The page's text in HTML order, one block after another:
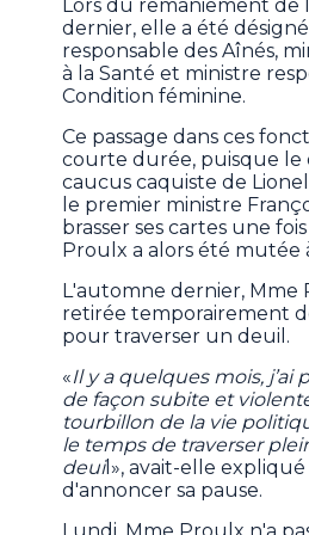
Lors du remaniement de
dernier, elle a été
responsable des Aînés,
à la Santé et ministre
Condition féminine.
Ce passage dans ces
courte durée, puisque le
caucus caquiste de
le premier ministre
brasser ses cartes une
Proulx a alors été mutée
L'automne dernier, Mme
retirée temporairement
pour traverser un deuil.
«Il y a quelques mois, j’ai
de façon subite et
tourbillon de la vie
le temps de traverser
deuil», avait-elle
d'annoncer sa pause.